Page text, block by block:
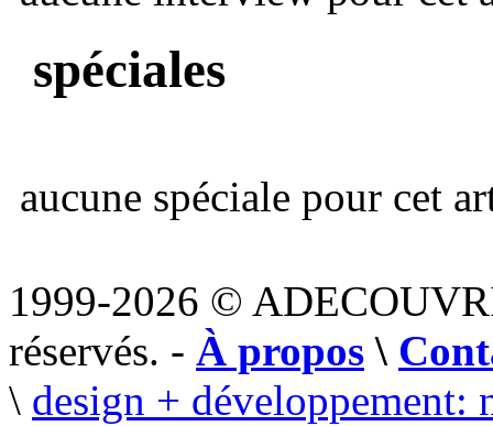
spéciales
aucune spéciale pour cet
1999-2026 ©
réservés. - À propos \
\ design + développement: